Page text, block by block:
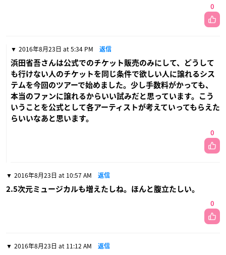
0
2016年8月23日 at 5:34 PM 返信
浜田省吾さんは公式でのチケット販売のみにして、どうして
も行けない人のチケットを同じ条件で欲しい人に譲れるシス
テムを今回のツアーで始めました。少し手数料がかっても、
本当のファンに譲れるからいい試みだと思っています。こう
いうことを公式として各アーティストが考えていってもらえた
らいいなあと思います。
0
2016年8月23日 at 10:57 AM 返信
2.5次元ミュージカルも増えたしね。ほんと腹立たしい。
0
2016年8月23日 at 11:12 AM 返信